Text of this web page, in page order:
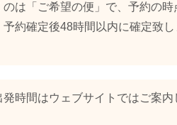
のは「ご希望の便」で、予約の
約確定後48時間以内に確定致
発時間はウェブサイトではご案